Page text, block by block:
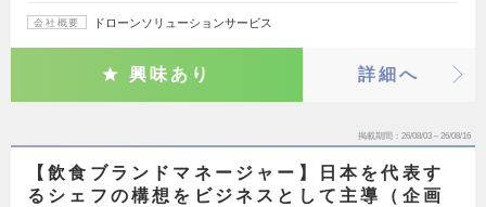
会社概要 ドローンソリューションサービス
興味あり 詳細へ
掲載期間 26/08/03～26/08/16
【飲食ブランドマネージャー】日本を代表す
るシェフの構想をビジネスとして主導（企画